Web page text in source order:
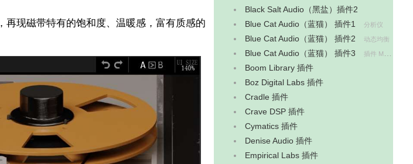
再现磁带特有的饱和度、温暖感，富有质感的
‌Black Salt Audio（黑盐）插件2
Blue Cat Audio（蓝猫） 插件1
分析仪
Blue Cat Audio（蓝猫） 插件2 动态均衡
Blue Cat Audio（蓝猫） 插件3 插件 MIDI 插件、乐器类插件
Boom Library 插件
Boz Digital Labs 插件
Cradle 插件
Crave DSP 插件
Cymatics 插件
Denise Audio‌ 插件
Empirical Labs 插件